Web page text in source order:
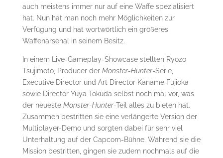
auch meistens immer nur auf eine Waffe spezialisiert
hat. Nun hat man noch mehr Möglichkeiten zur
Verfügung und hat wortwörtlich ein größeres
Waffenarsenal in seinem Besitz.
In einem Live-Gameplay-Showcase stellten Ryozo
Tsujimoto, Producer der Monster-Hunter-Serie,
Executive Director und Art Director Kaname Fujioka
sowie Director Yuya Tokuda selbst noch mal vor, was
der neueste Monster-Hunter-Teil alles zu bieten hat.
Zusammen bestritten sie eine verlängerte Version der
Multiplayer-Demo und sorgten dabei für sehr viel
Unterhaltung auf der Capcom-Bühne. Während sie die
Mission bestritten, gingen sie zudem nochmals auf die